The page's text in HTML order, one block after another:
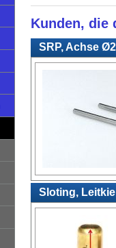
Kunden, die
SRP, Achse
Sloting,